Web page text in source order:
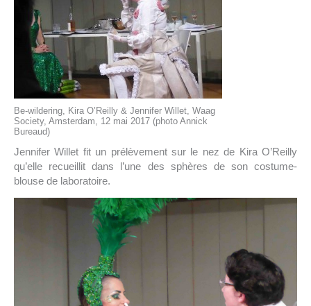
Be-wildering, Kira O’Reilly & Jennifer Willet, Waag
Society, Amsterdam, 12 mai 2017 (photo Annick
Bureaud)
Jennifer Willet fit un prélèvement sur le nez de Kira O’Reilly
qu’elle recueillit dans l’une des sphères de son costume-
blouse de laboratoire.